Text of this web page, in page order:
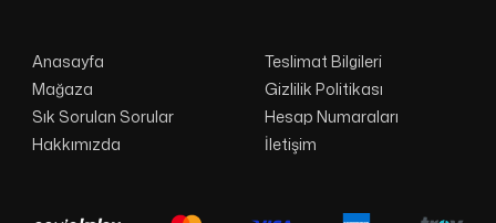
Anasayfa
Mağaza
Sık Sorulan Sorular
Hakkımızda
Teslimat Bilgileri
Gizlilik Politikası
Hesap Numaraları
İletişim